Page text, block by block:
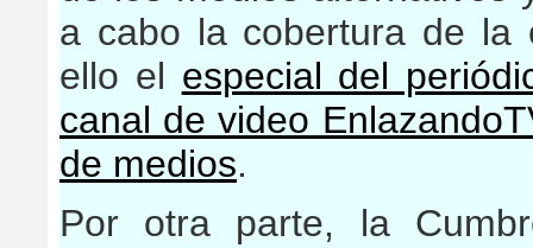
a cabo la cobertura de la
ello el especial del
canal de video
de medios.
Por otra parte, la